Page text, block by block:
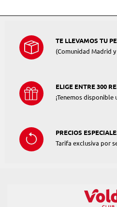
TE LLEVAMOS TU
(Comunidad Madrid
ELIGE ENTRE 300
¡Tenemos
PRECIOS
Tarifa exclusiva por